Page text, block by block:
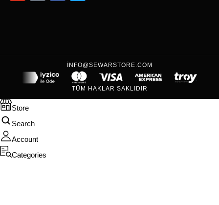
INFO@SEWARSTORE.COM
TÜM HAKLAR SAKLIDIR
Store
Search
Account
Categories